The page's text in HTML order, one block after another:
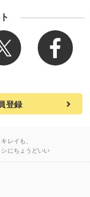
登録
レイも、
にちょうどいい